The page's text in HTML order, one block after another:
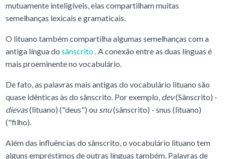
mutuamente inteligíveis, elas compartilham muitas
semelhanças lexicais e gramaticais.
O lituano também compartilha algumas semelhanças com a
antiga língua do sânscrito. A conexão entre as duas línguas é
mais proeminente no vocabulário.
De fato, as palavras mais antigas do vocabulário lituano são
quase idênticas às do sânscrito. Por exemplo, dev(Sânscrito) -
dievas(lituano) ("deus") ou snu(sânscrito) - snus (lituano)
("filho).
Além das influências do sânscrito, o vocabulário lituano tem
alguns empréstimos de outras línguas também. Palavras de